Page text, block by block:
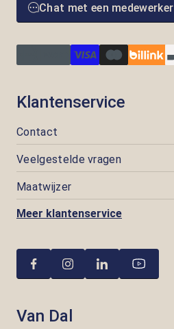
Chat met een medewerker
Klantenservice
Contact
Veelgestelde vragen
Maatwijzer
Meer klantenservice
Van Dal